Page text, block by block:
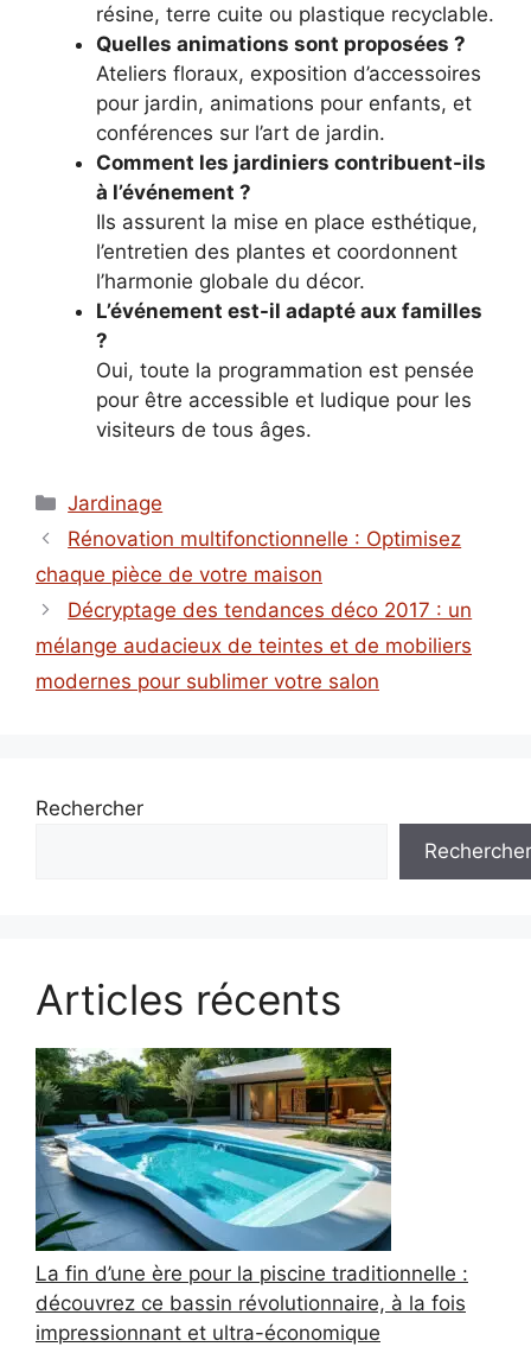
résine, terre cuite ou plastique recyclable.
Quelles animations sont proposées ?
Ateliers floraux, exposition d’accessoires
pour jardin, animations pour enfants, et
conférences sur l’art de jardin.
Comment les jardiniers contribuent-ils
à l’événement ?
Ils assurent la mise en place esthétique,
l’entretien des plantes et coordonnent
l’harmonie globale du décor.
L’événement est-il adapté aux familles
?
Oui, toute la programmation est pensée
pour être accessible et ludique pour les
visiteurs de tous âges.
Catégories
Jardinage
Rénovation multifonctionnelle : Optimisez
chaque pièce de votre maison
Décryptage des tendances déco 2017 : un
mélange audacieux de teintes et de mobiliers
modernes pour sublimer votre salon
Rechercher
Rechercher
Articles récents
La fin d’une ère pour la piscine traditionnelle :
découvrez ce bassin révolutionnaire, à la fois
impressionnant et ultra-économique